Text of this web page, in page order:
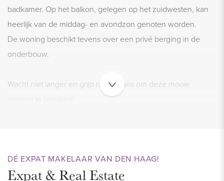
badkamer. Op het balkon, gelegen op het zuidwesten, kan
heerlijk van de middag- en avondzon genoten worden.
De woning beschikt tevens over een privé berging in de
onderbouw.
Wacht niet langer en grijp nu de kans om deze mooie
Voorburg. Zowel het historische centrum, de Herenstraat als
winkelcentrum Koningin Julianabaan en The Mall of the
DÉ EXPAT MAKELAAR VAN DEN HAAG!
Expat & Real Estate